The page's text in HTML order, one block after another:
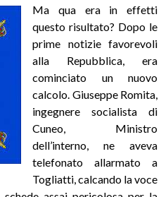
Ma qua era in effetti
questo risultato? Dopo le
prime notizie favorevoli
alla Repubblica, era
cominciato un nuovo
calcolo. Giuseppe Romita,
ingegnere socialista di
Cuneo, Ministro
dell’interno, ne aveva
telefonato allarmato a
Togliatti, calcando la voce